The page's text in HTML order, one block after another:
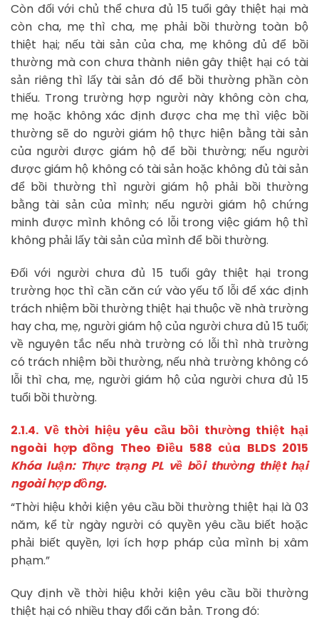
Còn đối với chủ thể chưa đủ 15 tuổi gây thiệt hại mà
còn cha, mẹ thì cha, mẹ phải bồi thường toàn bộ
thiệt hại; nếu tài sản của cha, mẹ không đủ để bồi
thường mà con chưa thành niên gây thiệt hại có tài
sản riêng thì lấy tài sản đó để bồi thường phần còn
thiếu. Trong trường hợp người này không còn cha,
mẹ hoặc không xác định được cha mẹ thì việc bồi
thường sẽ do người giám hộ thực hiện bằng tài sản
của người được giám hộ để bồi thường; nếu người
được giám hộ không có tài sản hoặc không đủ tài sản
để bồi thường thì người giám hộ phải bồi thường
bằng tài sản của mình; nếu người giám hộ chứng
minh được mình không có lỗi trong việc giám hộ thì
không phải lấy tài sản của mình để bồi thường.
Đối với người chưa đủ 15 tuổi gây thiệt hại trong
trường học thì cần căn cứ vào yếu tố lỗi để xác định
trách nhiệm bồi thường thiệt hại thuộc về nhà trường
hay cha, mẹ, người giám hộ của người chưa đủ 15 tuổi;
về nguyên tắc nếu nhà trường có lỗi thì nhà trường
có trách nhiệm bồi thường, nếu nhà trường không có
lỗi thì cha, mẹ, người giám hộ của người chưa đủ 15
tuổi bồi thường.
2.1.4. Về thời hiệu yêu cầu bồi thường thiệt hại
ngoài hợp đồng Theo Điều 588 của BLDS 2015
Khóa luận: Thực trạng PL về bồi thường thiệt hại
ngoài hợp đồng.
“Thời hiệu khởi kiện yêu cầu bồi thường thiệt hại là 03
năm, kể từ ngày người có quyền yêu cầu biết hoặc
phải biết quyền, lợi ích hợp pháp của mình bị xâm
phạm.”
Quy định về thời hiệu khởi kiện yêu cầu bồi thường
thiệt hại có nhiều thay đổi căn bản. Trong đó: